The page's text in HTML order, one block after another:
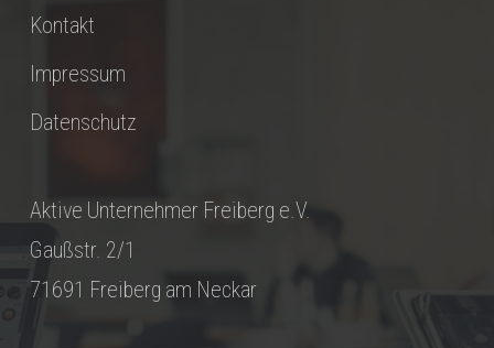
Kontakt
Impressum
Datenschutz
Aktive Unternehmer Freiberg e.V.
Gaußstr. 2/1
71691 Freiberg am Neckar